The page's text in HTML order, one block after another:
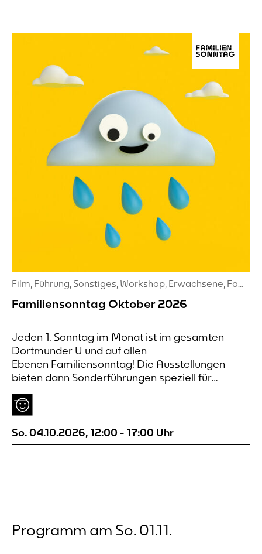
Film, Führung, Sonstiges, Workshop, Erwachsene, Familien
Familiensonntag Oktober 2026
Jeden 1. Sonntag im Monat ist im gesamten
Dortmunder U und auf allen
Ebenen Familiensonntag! Die Ausstellungen
bieten dann Sonderführungen speziell für
jüngere und ältere Kinder an.
So. 04.10.2026, 12:00 - 17:00 Uhr
Programm am So. 01.11.